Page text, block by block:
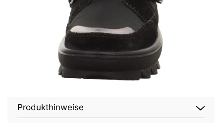
Produkthinweise